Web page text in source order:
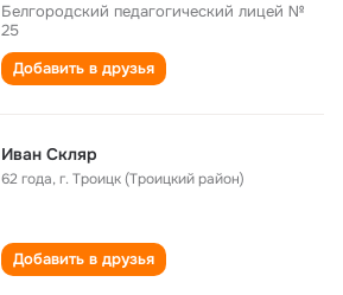
Белгородский педагогический лицей №
25
Добавить в друзья
Иван Скляр
62 года,г. Троицк (Троицкий район)
Добавить в друзья